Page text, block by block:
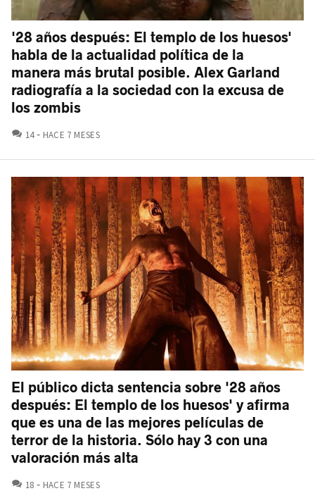
'28 años después: El templo de los huesos'
habla de la actualidad política de la
manera más brutal posible. Alex Garland
radiografía a la sociedad con la excusa de
los zombis
14 COMENTARIOS
HACE 7 MESES
El público dicta sentencia sobre '28 años
después: El templo de los huesos' y afirma
que es una de las mejores películas de
terror de la historia. Sólo hay 3 con una
valoración más alta
18 COMENTARIOS
HACE 7 MESES